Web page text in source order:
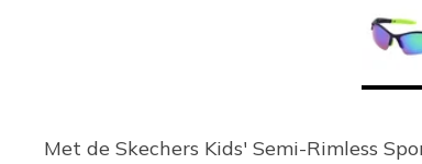
Met de Skechers Kids' Semi-Rimless